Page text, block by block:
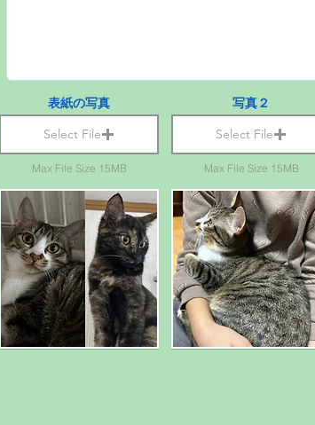
表紙の写真
Select File
Max File Size 15MB
写真２
Select File
Max File Size 15MB